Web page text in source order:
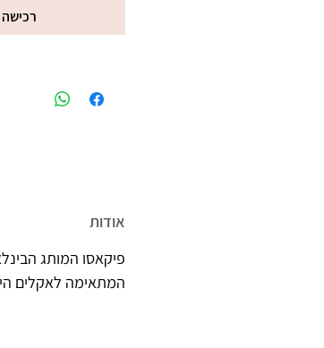
מיוצר בישראל,
אודות
פיקאסו המותג
המתאימה לאקלים